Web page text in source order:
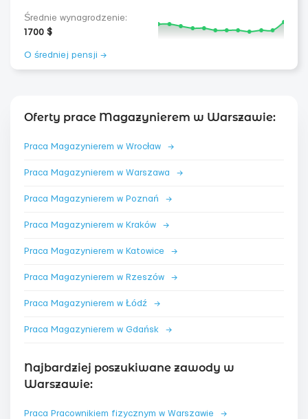
Średnie wynagrodzenie:
1700 $
O średniej pensji →
Oferty prace Magazynierem w Warszawie:
Praca Magazynierem w Wrocław →
Praca Magazynierem w Warszawa →
Praca Magazynierem w Poznań →
Praca Magazynierem w Kraków →
Praca Magazynierem w Katowice →
Praca Magazynierem w Rzeszów →
Praca Magazynierem w Łódź →
Praca Magazynierem w Gdańsk →
Najbardziej poszukiwane zawody w
Warszawie:
Praca Pracownikiem fizycznym w Warszawie →